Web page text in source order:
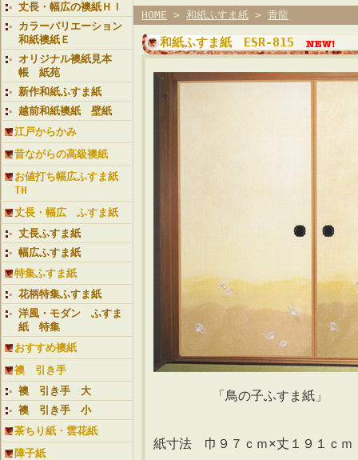
丈長・幅広の襖紙ＨＩ
カラーバリエーション
和紙襖紙Ｅ
オリジナル襖紙見本
帳 紙苑
新作和紙ふすま紙
越前和紙襖紙 壁紙
江戸からかみ
昔ながらの高級襖紙
お値打ち幅広ふすま紙
TH
丈長・幅広 ふすま紙
丈長ふすま紙
幅広ふすま紙
特集ふすま紙
花柄特集ふすま紙
洋風・モダン ふすま
紙 特集
おすすめ襖紙
襖 引き手
襖 引き手 大
襖 引き手 小
茶ちり紙・雲花紙
障子紙
HOME > 和紙ふすま紙 > 青龍
和紙ふすま紙 ESR-815
「鳥の子ふすま紙」
紙寸法 巾９７ｃｍ×丈１９１ｃ